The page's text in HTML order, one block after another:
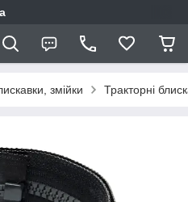
змійки Тракторні